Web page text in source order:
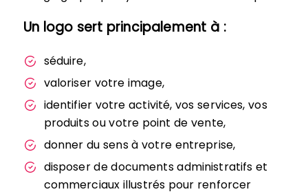
Un logo sert principalement à :
séduire,
valoriser votre image,
identifier votre activité, vos services, vos
produits ou votre point de vente,
donner du sens à votre entreprise,
disposer de documents administratifs et
commerciaux illustrés pour renforcer